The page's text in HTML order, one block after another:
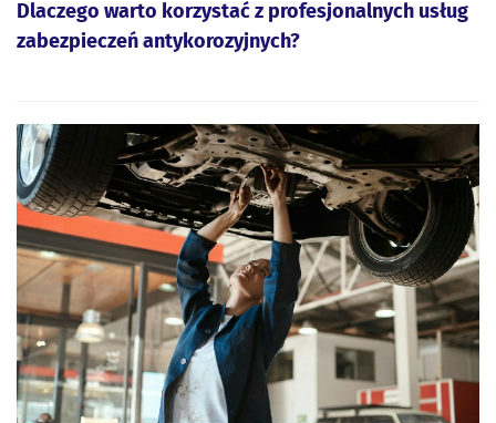
Dlaczego warto korzystać z profesjonalnych usług
zabezpieczeń antykorozyjnych?